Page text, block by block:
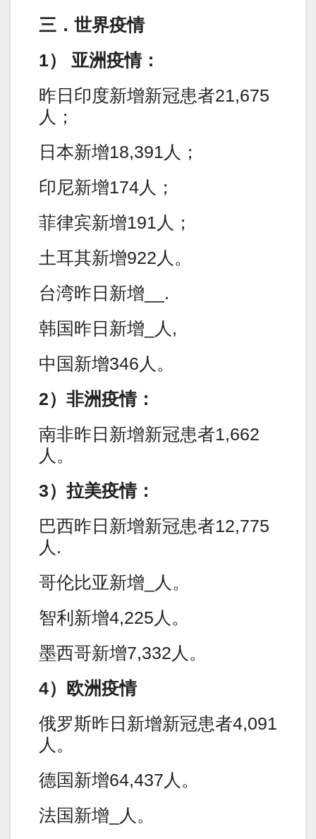
三．世界疫情
1） 亚洲疫情：
昨日印度新增新冠患者21,675
人；
日本新增18,391人；
印尼新增174人；
菲律宾新增191人；
土耳其新增922人。
台湾昨日新增__.
韩国昨日新增_人,
中国新增346人。
2）非洲疫情：
南非昨日新增新冠患者1,662
人。
3）拉美疫情：
巴西昨日新增新冠患者12,775
人.
哥伦比亚新增_人。
智利新增4,225人。
墨西哥新增7,332人。
4）欧洲疫情
俄罗斯昨日新增新冠患者4,091
人。
德国新增64,437人。
法国新增_人。